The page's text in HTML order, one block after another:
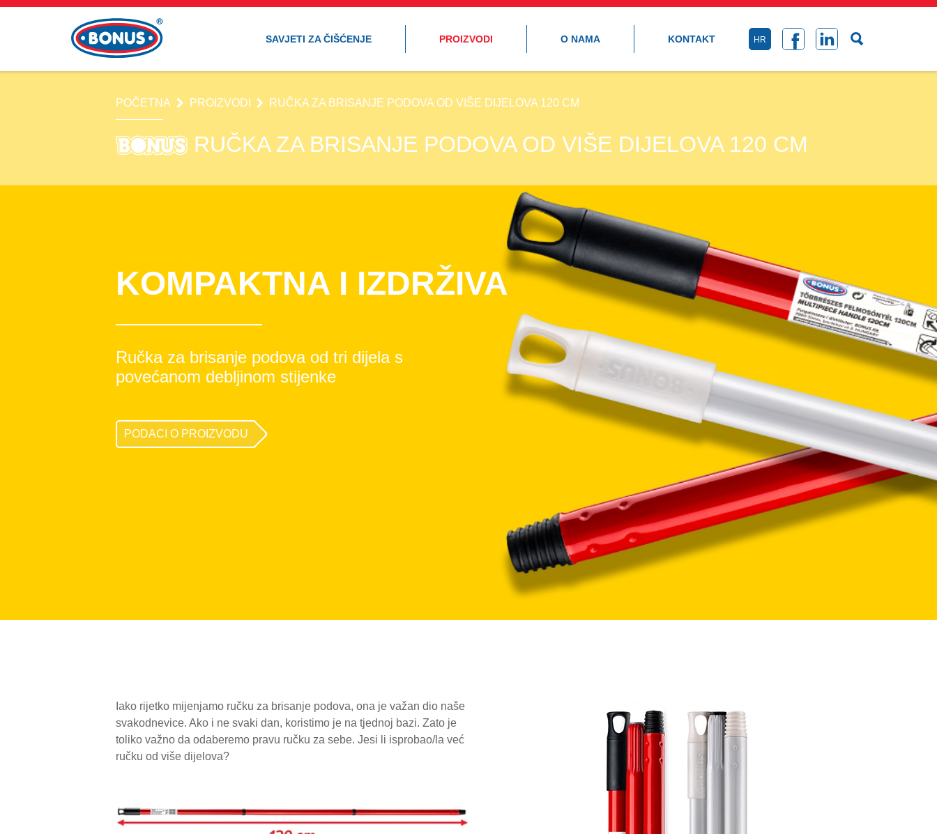
SAVJETI ZA ČIŠĆENJE PROIZVODI O NAMA KONTAKT HR
POČETNA PROIZVODI RUČKA ZA BRISANJE PODOVA OD VIŠE DIJELOVA 120 CM
RUČKA ZA BRISANJE PODOVA OD VIŠE DIJELOVA 120 CM
KOMPAKTNA I IZDRŽIVA
Ručka za brisanje podova od tri dijela s
povećanom debljinom stijenke
PODACI O PROIZVODU
Iako rijetko mijenjamo ručku za brisanje podova, ona je važan dio naše
svakodnevice. Ako i ne svaki dan, koristimo je na tjednoj bazi. Zato je
toliko važno da odaberemo pravu ručku za sebe. Jesi li isprobao/la već
ručku od više dijelova?